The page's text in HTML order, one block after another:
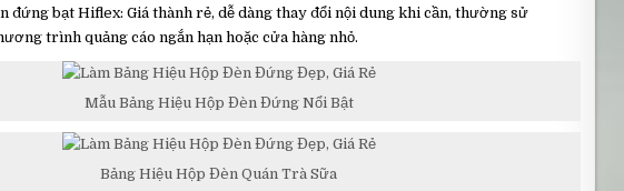
đứng bạt Hiflex: Giá thành rẻ, dễ dàng thay đổi nội dung khi cần, thường sử
trình quảng cáo ngắn hạn hoặc cửa hàng nhỏ.
Mẫu Bảng Hiệu Hộp Đèn Đứng Nổi Bật
Bảng Hiệu Hộp Đèn Quán Trà Sữa